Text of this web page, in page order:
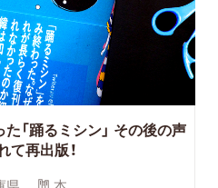
「踊るミシン」 その後の声
て再出版！